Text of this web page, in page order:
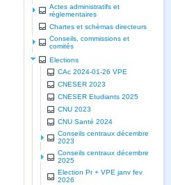
Actes administratifs et
réglementaires
Chartes et schèmas directeurs
Conseils, commissions et
comités
Elections
CAc 2024-01-26 VPE
CNESER 2023
CNESER Etudiants 2025
CNU 2023
CNU Santé 2024
Conseils centraux décembre
2023
Conseils centraux décembre
2025
Election Pr + VPE janv fev
2026